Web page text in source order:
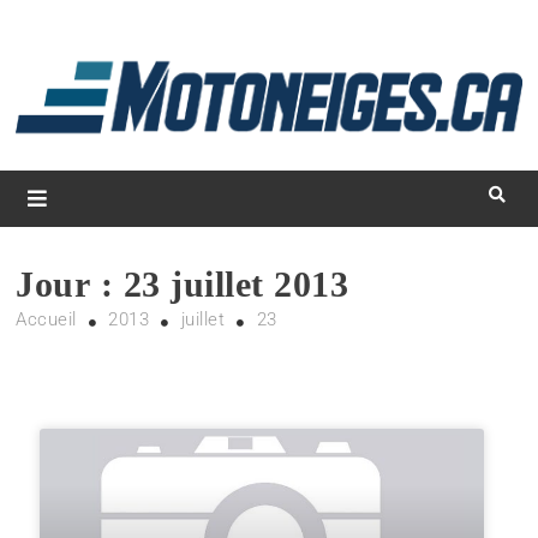
Magazine Motoneiges.ca
Jour : 23 juillet 2013
Accueil 2013 juillet 23